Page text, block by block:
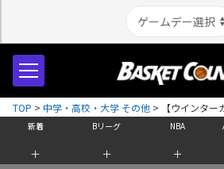
新着
＋
Bリーグ
＋
NBA
＋
TOP > 中学・高校・大学 その他 >
【ウインタ
の長距離砲を封じた福岡大学附属大濠が14点差